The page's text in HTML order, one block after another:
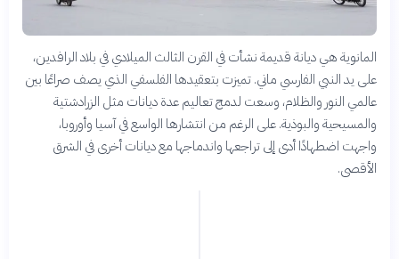
المانوية هي ديانة قديمة نشأت في القرن الثالث الميلادي في بلاد الرافدين،
على يد النبي الفارسي ماني. تميزت بتعقيدها الفلسفي الذي يصف صراعًا بين
عالمي النور والظلام، وسعت لدمج تعاليم عدة ديانات مثل الزرادشتية
والمسيحية والبوذية. على الرغم من انتشارها الواسع في آسيا وأوروبا،
واجهت اضطهادًا أدى إلى تراجعها واندماجها مع ديانات أخرى في الشرق
الأقصى.